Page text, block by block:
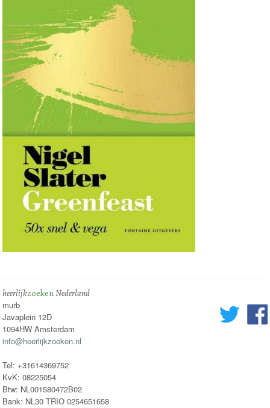
heerlijkzoekenNederland
murb
Javaplein 12D
1094HW Amsterdam
info@heerlijkzoeken.nl
Tel: +31614369752
KvK: 08225054
Btw: NL001580472B02
Bank: NL30 TRIO 0254651658